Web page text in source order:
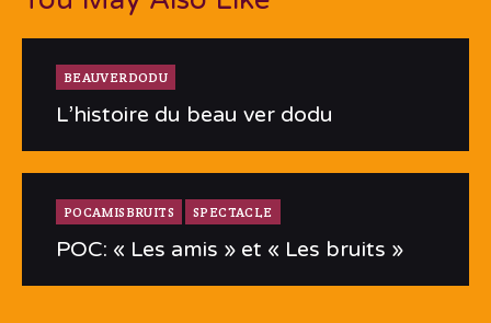
BEAUVERDODU
L’histoire du beau ver dodu
POCAMISBRUITS SPECTACLE
POC: « Les amis » et « Les bruits »